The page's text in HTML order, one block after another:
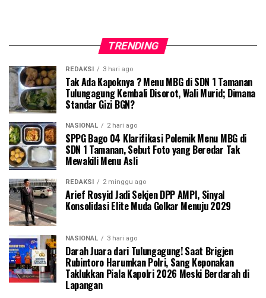
TRENDING
REDAKSI 3 hari ago
Tak Ada Kapoknya ? Menu MBG di SDN 1 Tamanan
Tulungagung Kembali Disorot, Wali Murid; Dimana
Standar Gizi BGN?
NASIONAL 2 hari ago
SPPG Bago 04 Klarifikasi Polemik Menu MBG di
SDN 1 Tamanan, Sebut Foto yang Beredar Tak
Mewakili Menu Asli
REDAKSI 2 minggu ago
Arief Rosyid Jadi Sekjen DPP AMPI, Sinyal
Konsolidasi Elite Muda Golkar Menuju 2029
NASIONAL 3 hari ago
Darah Juara dari Tulungagung! Saat Brigjen
Rubintoro Harumkan Polri, Sang Keponakan
Taklukkan Piala Kapolri 2026 Meski Berdarah di
Lapangan